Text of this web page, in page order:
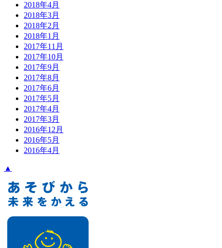
2018年4月
2018年3月
2018年2月
2018年1月
2017年11月
2017年10月
2017年9月
2017年8月
2017年6月
2017年5月
2017年4月
2017年3月
2016年12月
2016年5月
2016年4月
▲